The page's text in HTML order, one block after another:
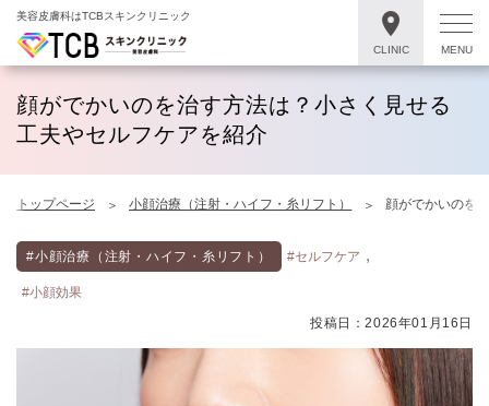
美容皮膚科はTCBスキンクリニック
顔がでかいのを治す方法は？小さく見せる
工夫やセルフケアを紹介
トップページ 小顔治療（注射・ハイフ・糸リフト） 顔がでかいのを
#小顔治療（注射・ハイフ・糸リフト） #セルフケア ,
#小顔効果
投稿日：2026年01月16日
CLINIC MENU